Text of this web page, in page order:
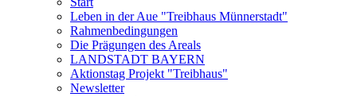
Leben in der Aue "Treibhaus Münnerstadt"
Rahmenbedingungen
Die Prägungen des Areals
LANDSTADT BAYERN
Aktionstag Projekt "Treibhaus"
Newsletter